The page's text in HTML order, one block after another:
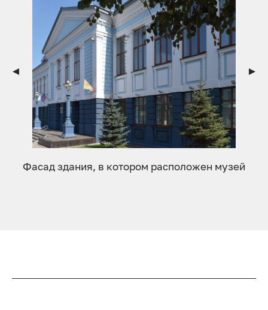
Фасад здания, в котором расположен музей